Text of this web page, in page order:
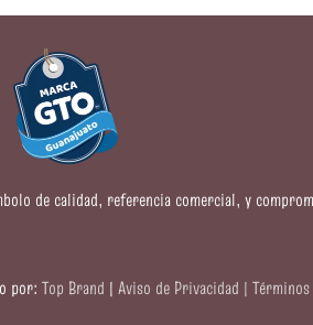
de calidad, referencia comercial, y
por: Top Brand | Aviso de Privacidad |